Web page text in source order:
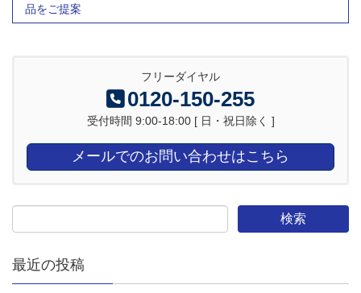
品をご提案
フリーダイヤル
0120-150-255
受付時間 9:00-18:00 [ 日・祝日除く ]
メールでのお問い合わせはこちら
最近の投稿